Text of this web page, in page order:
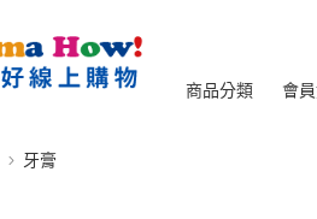
商品分類 會
牙膏